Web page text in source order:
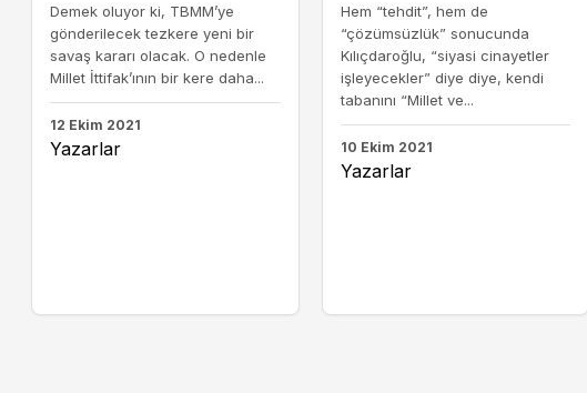
Demek oluyor ki, TBMM’ye
gönderilecek tezkere yeni bir
savaş kararı olacak. O nedenle
Millet İttifak’ının bir kere daha...
12 Ekim 2021
Yazarlar
Hem “tehdit”, hem de
“çözümsüzlük” sonucunda
Kılıçdaroğlu, “siyasi cinayetler
işleyecekler” diye diye, kendi
tabanını “Millet ve...
10 Ekim 2021
Yazarlar